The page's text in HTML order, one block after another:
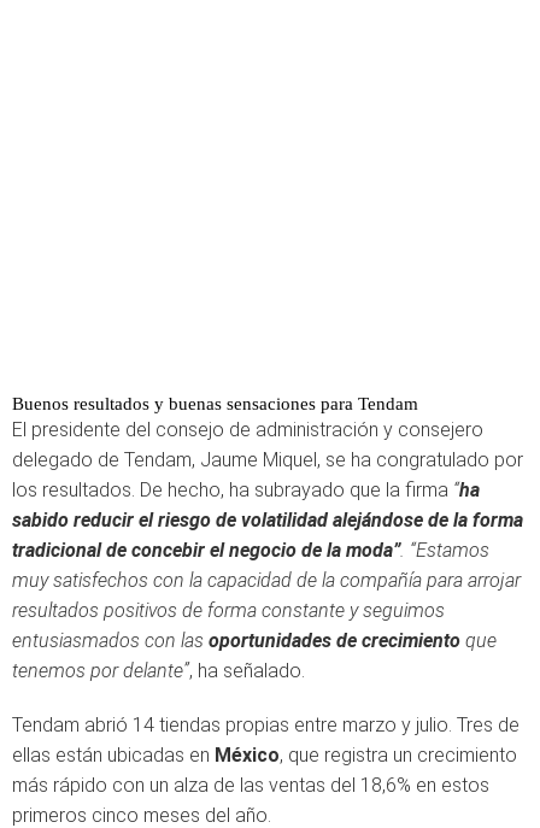
Buenos resultados y buenas sensaciones para Tendam
El presidente del consejo de administración y consejero
delegado de Tendam, Jaume Miquel, se ha congratulado por
los resultados. De hecho, ha subrayado que la firma “ha
sabido reducir el riesgo de volatilidad alejándose de la forma
tradicional de concebir el negocio de la moda”. “Estamos
muy satisfechos con la capacidad de la compañía para arrojar
resultados positivos de forma constante y seguimos
entusiasmados con las oportunidades de crecimiento que
tenemos por delante”, ha señalado.
Tendam abrió 14 tiendas propias entre marzo y julio. Tres de
ellas están ubicadas en México, que registra un crecimiento
más rápido con un alza de las ventas del 18,6% en estos
primeros cinco meses del año.